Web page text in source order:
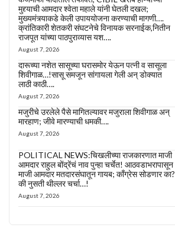
मुद्द्याची आमदार श्वेता महाले यांनी घेतली दखल;
मुख्यमंत्र्याकडे केली उपाययोजना करण्याची मागणी….
क्रांतिकारी शेतकरी संघटनेचे विनायक सरनाईक,नितीन
राजपूत यांच्या पाठपुराव्यास यश….
August 7, 2026
दारूच्या नशेत सासूच्या घरासमोर येऊन पत्नी व सासूला
शिवीगाळ…!सासू समजून सांगायला गेली अन् डोक्यात
लाठी काठी….
August 7, 2026
मजुरीचे उरलेले पैसे मागितल्यावर मजुराला शिवीगाळ अन्
मारहाण; जीवे मारण्याची धमकी….
August 7, 2026
POLITICAL NEWS:चिखलीच्या राजकारणात माजी
आमदार राहुल बोंद्रेंचं नाव पुन्हा चर्चेत! आठवडाभरापासून
माजी आमदार मतदारसंघातून गायब; काँग्रेस सोडणार का?
की नुसती थील्लर चर्चा…!
August 7, 2026